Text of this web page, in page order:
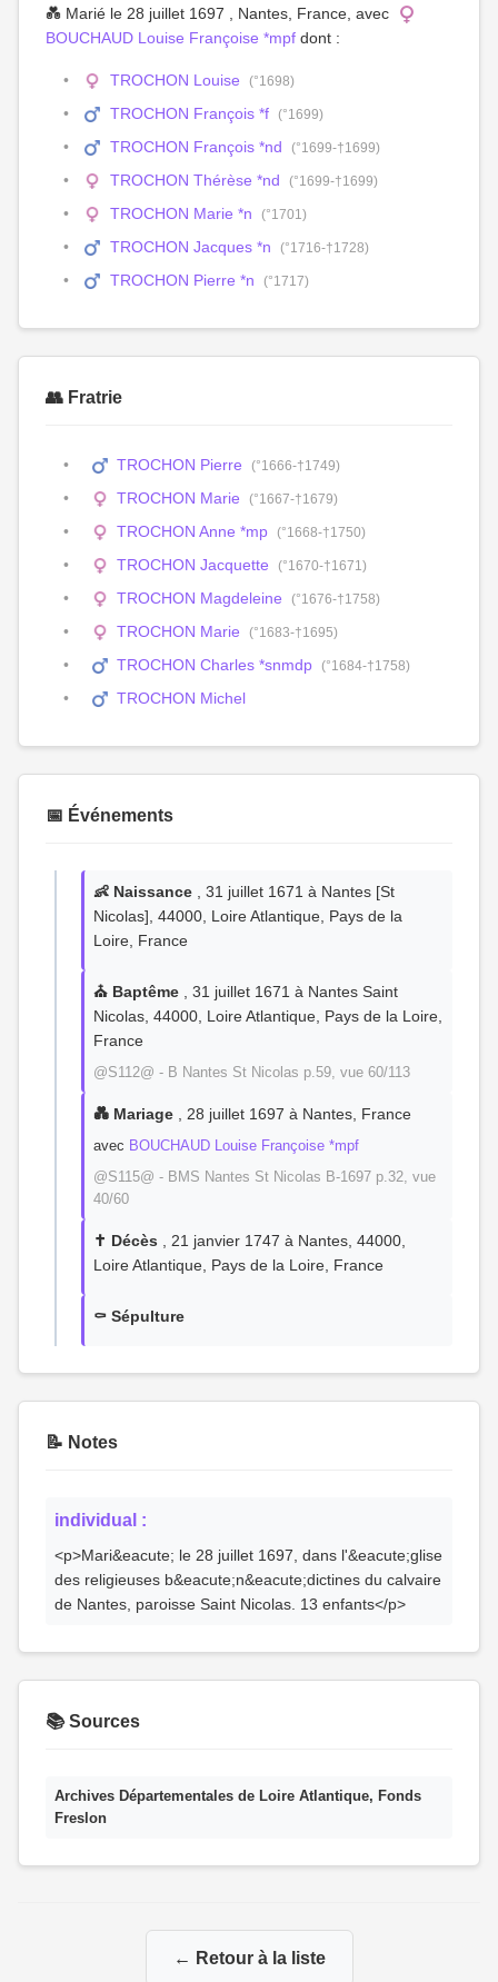
💑 Marié le 28 juillet 1697 , Nantes, France, avec
BOUCHAUD Louise Françoise *mpf dont :
TROCHON Louise (°1698)
TROCHON François *f (°1699)
TROCHON François *nd (°1699-†1699)
TROCHON Thérèse *nd (°1699-†1699)
TROCHON Marie *n (°1701)
TROCHON Jacques *n (°1716-†1728)
TROCHON Pierre *n (°1717)
👥 Fratrie
TROCHON Pierre (°1666-†1749)
TROCHON Marie (°1667-†1679)
TROCHON Anne *mp (°1668-†1750)
TROCHON Jacquette (°1670-†1671)
TROCHON Magdeleine (°1676-†1758)
TROCHON Marie (°1683-†1695)
TROCHON Charles *snmdp (°1684-†1758)
TROCHON Michel
📅 Événements
👶 Naissance , 31 juillet 1671 à Nantes [St
Nicolas], 44000, Loire Atlantique, Pays de la
Loire, France
⛪ Baptême , 31 juillet 1671 à Nantes Saint
Nicolas, 44000, Loire Atlantique, Pays de la Loire,
France
@S112@ - B Nantes St Nicolas p.59, vue 60/113
💑 Mariage , 28 juillet 1697 à Nantes, France
avec BOUCHAUD Louise Françoise *mpf
@S115@ - BMS Nantes St Nicolas B-1697 p.32, vue
40/60
✝️ Décès , 21 janvier 1747 à Nantes, 44000,
Loire Atlantique, Pays de la Loire, France
⚰️ Sépulture
📝 Notes
individual :
<p>Mari&eacute; le 28 juillet 1697, dans l'&eacute;glise
des religieuses b&eacute;n&eacute;dictines du calvaire
de Nantes, paroisse Saint Nicolas. 13 enfants</p>
📚 Sources
Archives Départementales de Loire Atlantique, Fonds
Freslon
← Retour à la liste